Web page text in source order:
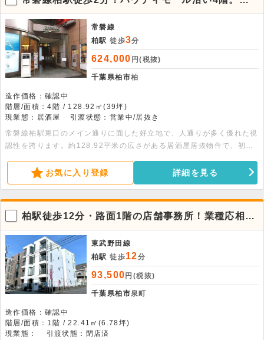
認性の高い居酒屋居抜き店舗
常磐線
柏駅 徒歩3分
624,000 円(税抜)
千葉県柏市柏
造作価格：確認中
階層/面積：4階 / 128.92㎡(39坪)
現業態：居酒屋
引渡状態：営業中/居抜き
常磐線柏駅東口のメイン通りに面した好立地で、人通りが多く優れた視
認性を誇ります。約128.92平米の広さがある居酒屋居抜物件で、初期
お気に入り登録 詳細を見る
柏駅徒歩12分・路面1階の店舗事務所！業種応相談
の好条件物件
東武野田線
柏駅 徒歩12分
93,500 円(税抜)
千葉県柏市泉町
造作価格：確認中
階層/面積：1階 / 22.41㎡(6.78坪)
現業態：
引渡状態：閉店済